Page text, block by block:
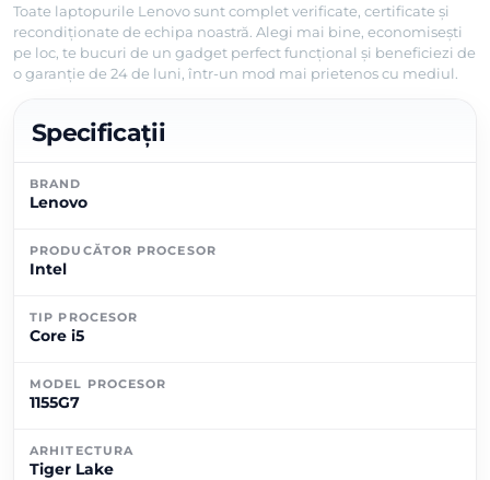
Toate laptopurile Lenovo sunt complet verificate, certificate și
recondiționate de echipa noastră. Alegi mai bine, economisești
pe loc, te bucuri de un gadget perfect funcțional și beneficiezi de
o garanție de 24 de luni, într-un mod mai prietenos cu mediul.
Specificații
BRAND
Lenovo
PRODUCĂTOR PROCESOR
Intel
TIP PROCESOR
Core i5
MODEL PROCESOR
1155G7
ARHITECTURA
Tiger Lake